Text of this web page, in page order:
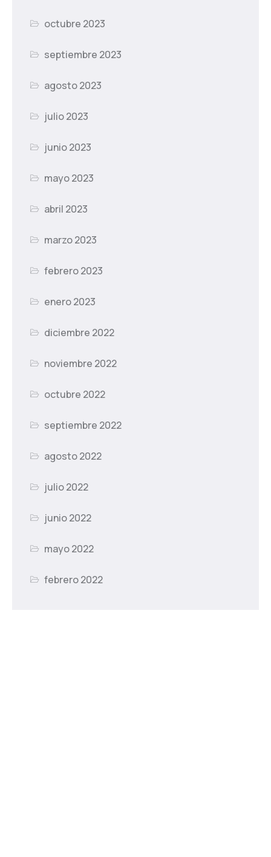
octubre 2023
septiembre 2023
agosto 2023
julio 2023
junio 2023
mayo 2023
abril 2023
marzo 2023
febrero 2023
enero 2023
diciembre 2022
noviembre 2022
octubre 2022
septiembre 2022
agosto 2022
julio 2022
junio 2022
mayo 2022
febrero 2022